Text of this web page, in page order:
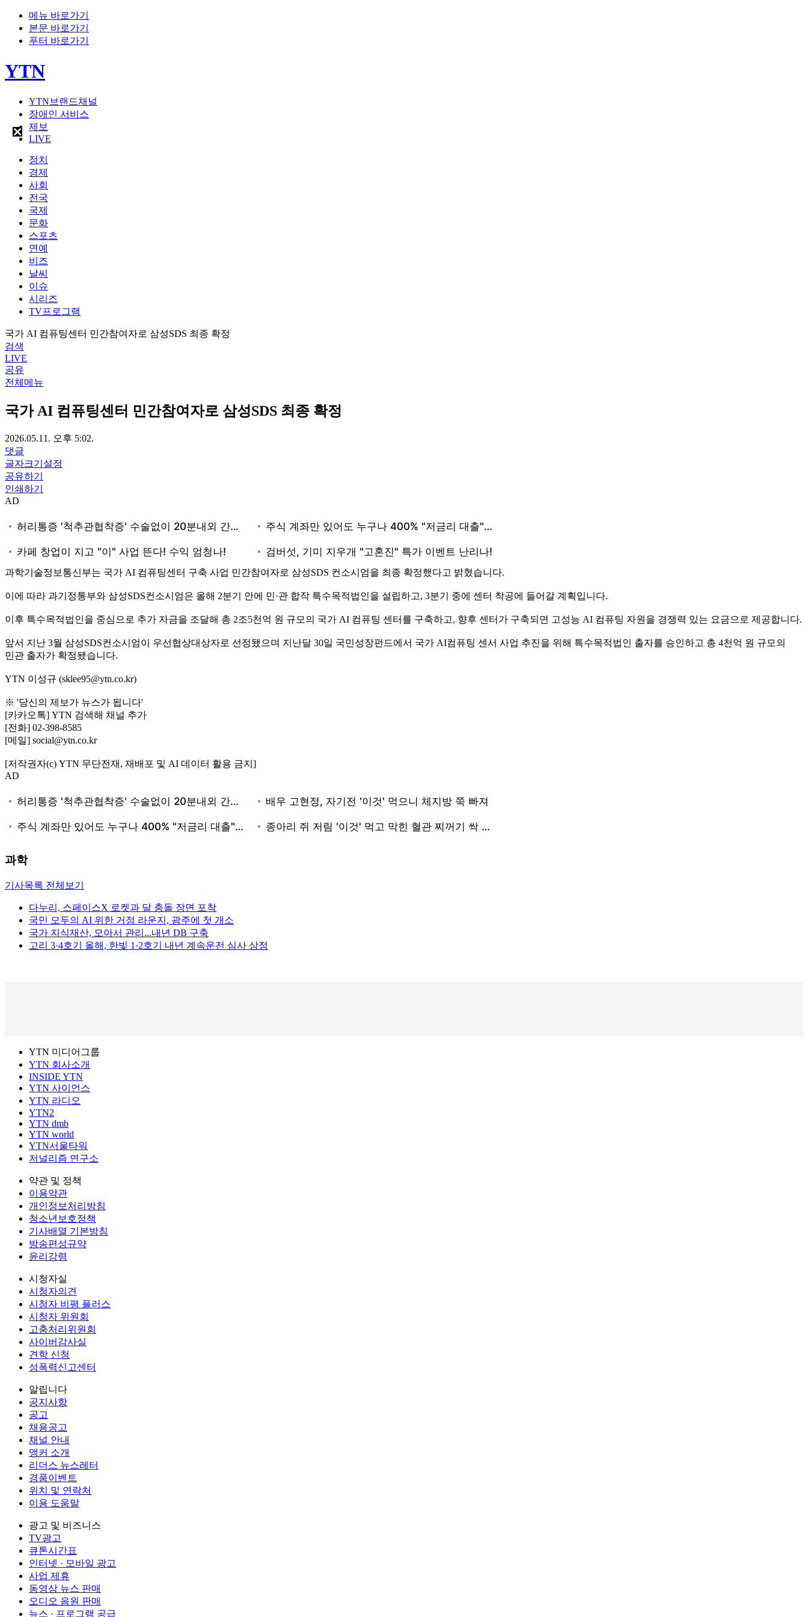
메뉴 바로가기
본문 바로가기
푸터 바로가기
YTN
YTN브랜드채널
장애인 서비스
제보
LIVE
정치
경제
사회
전국
국제
문화
스포츠
연예
비즈
날씨
이슈
시리즈
TV프로그램
국가 AI 컴퓨팅센터 민간참여자로 삼성SDS 최종 확정
검색
LIVE
공유
전체메뉴
국가 AI 컴퓨팅센터 민간참여자로 삼성SDS 최종 확정
2026.05.11. 오후 5:02.
댓글
글자크기설정
공유하기
인쇄하기
AD
과학기술정보통신부는 국가 AI 컴퓨팅센터 구축 사업 민간참여자로 삼성SDS 컨소시엄을 최종 확정했다고 밝혔습니다.
이에 따라 과기정통부와 삼성SDS컨소시엄은 올해 2분기 안에 민·관 합작 특수목적법인을 설립하고, 3분기 중에 센터 착공에 들어갈 계획입니다.
이후 특수목적법인을 중심으로 추가 자금을 조달해 총 2조5천억 원 규모의 국가 AI 컴퓨팅 센터를 구축하고, 향후 센터가 구축되면 고성능 AI 컴퓨팅 자원을 경쟁력 있는 요금으로 제공합니다.
앞서 지난 3월 삼성SDS컨소시엄이 우선협상대상자로 선정됐으며 지난달 30일 국민성장펀드에서 국가 AI컴퓨팅 센서 사업 추진을 위해 특수목적법인 출자를 승인하고 총 4천억 원 규모의
민관 출자가 확정됐습니다.
YTN 이성규 (sklee95@ytn.co.kr)
※ '당신의 제보가 뉴스가 됩니다'
[카카오톡] YTN 검색해 채널 추가
[전화] 02-398-8585
[메일] social@ytn.co.kr
[저작권자(c) YTN 무단전재, 재배포 및 AI 데이터 활용 금지]
AD
과학
기사목록 전체보기
다누리, 스페이스X 로켓과 달 충돌 장면 포착
국민 모두의 AI 위한 거점 라운지, 광주에 첫 개소
국가 지식재산, 모아서 관리...내년 DB 구축
고리 3·4호기 올해, 한빛 1·2호기 내년 계속운전 심사 상정
YTN 미디어그룹
YTN 회사소개
INSIDE YTN
YTN 사이언스
YTN 라디오
YTN2
YTN dmb
YTN world
YTN서울타워
저널리즘 연구소
약관 및 정책
이용약관
개인정보처리방침
청소년보호정책
기사배열 기본방침
방송편성규약
윤리강령
시청자실
시청자의견
시청자 비평 플러스
시청자 위원회
고충처리위원회
사이버감사실
견학 신청
성폭력신고센터
알립니다
공지사항
공고
채용공고
채널 안내
앵커 소개
리더스 뉴스레터
경품이벤트
위치 및 연락처
이용 도움말
광고 및 비즈니스
TV광고
큐톤시간표
인터넷 · 모바일 광고
사업 제휴
동영상 뉴스 판매
오디오 음원 판매
뉴스 · 프로그램 공급